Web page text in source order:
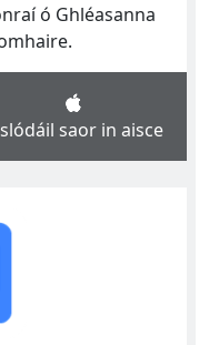
ó Ghléasanna
saor in aisce